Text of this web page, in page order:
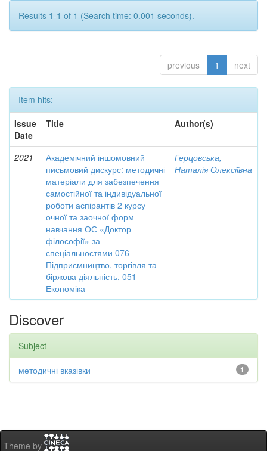
Results 1-1 of 1 (Search time: 0.001 seconds).
previous 1 next
Item hits:
Issue
Date
Title Author(s)
2021
Академічний іншомовний
письмовий дискурс: методичні
матеріали для забезпечення
самостійної та індивідуальної
роботи аспірантів 2 курсу
очної та заочної форм
навчання ОС «Доктор
філософії» за
спеціальностями 076 –
Підприємництво, торгівля та
біржова діяльність, 051 –
Економіка
Герцовська,
Наталія Олексіївна
Discover
Subject
1
методичні вказівки
Theme by